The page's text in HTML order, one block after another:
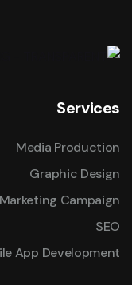
Services
Media Production
Graphic Design
Marketing Campaign
SEO
App Development